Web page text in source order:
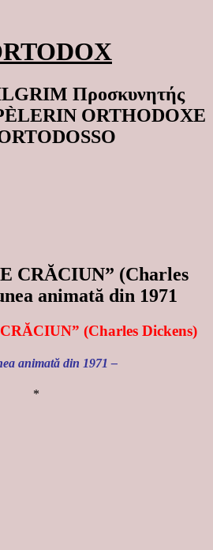
Προσκυνητής
ORTHODOXE
CRĂCIUN” (Charles
animată din 1971
(Charles Dickens)
animată din 1971 –
*